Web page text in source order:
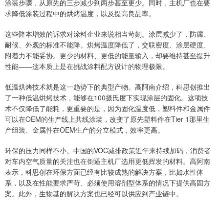
涂装步骤，从原先的三步减少到两步甚至更少。同时，主机厂也在要
求降低涂装过程中的烘烤温度，以及提高良品率。
这些降本增效的诉求对涂料企业来说相当苛刻。涂层减少了，防腐、
耐候、外观的标准不能降。烘烤温度降低了，交联密度、涂层硬度、
附着力不能妥协。更少的材料、更低的能量输入，却要维持甚至提升
性能——这本质上是在挑战涂料配方设计的物理极限。
低温烘烤技术就是这一趋势下的典型产物。高阿南介绍，科思创推出
了一种低温烘烤技术，能够在100摄氏度下实现涂层的固化。这项技
术不仅降低了能耗，更重要的是，因为固化温度低，塑料件和金属件
可以在OEM的生产线上共线涂装，改变了原先塑料件在Tier 1那里生
产组装、金属件在OEM生产的分立模式，效率更高。
环保的压力同样不小。中国的VOC减排政策近年来持续加码，消费者
对车内空气质量的关注也在倒逼主机厂选用更低挥发的材料。高阿南
表示，科思创在环保方面已经有比较成熟的解决方案，比如水性体
系，以及在性能要求严苛、必须使用溶剂型体系的情况下提供高固方
案。此外，生物基的解决方案也已经可以供应到产业链中。